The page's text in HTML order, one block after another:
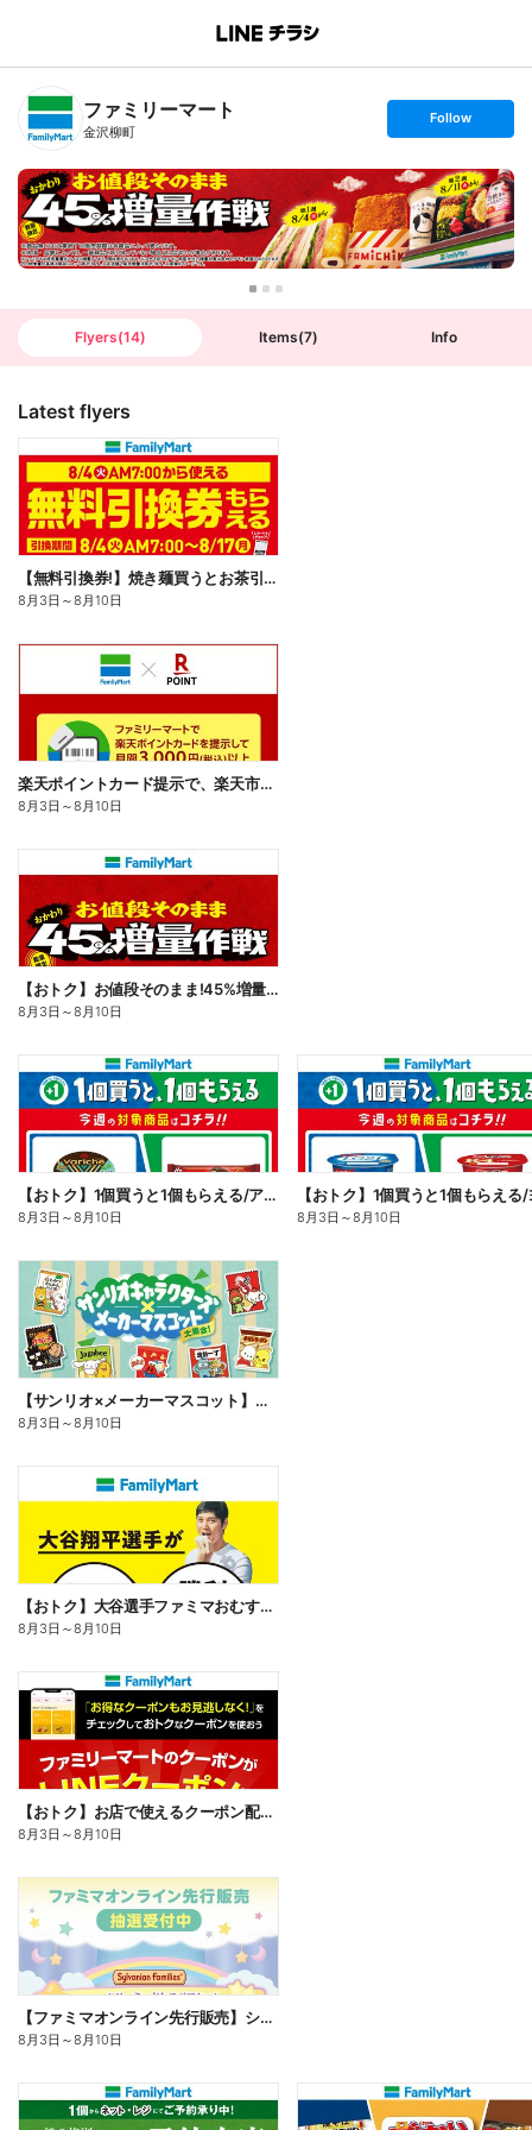
B
n
T
ファミリーマート
金沢柳町
s
t
o
l
l
o
w
Follow
Flyers(14) Items(7) Info
Latest flyers
【無料引換券!】焼き麺買うとお茶引換券貰える!
8月3日 ～8月10日
楽天ポイントカード提示で、楽天市場でのお買い物がおトクに!
8月3日 ～8月10日
【おトク】お値段そのまま!45%増量作戦!
8月3日 ～8月10日
【おトク】1個買うと1個もらえる/アイス
8月3日 ～8月10日 8月3日 ～8月10日
【サンリオ×メーカーマスコット】オリジナルグッズ貰える!
8月3日 ～8月10日
【おトク】大谷選手ファミマおむすび割
8月3日 ～8月10日
【おトク】お店で使えるクーポン配信中
8月3日 ～8月10日
【ファミマオンライン先行販売】シルバニアファミリー
8月3日 ～8月10日